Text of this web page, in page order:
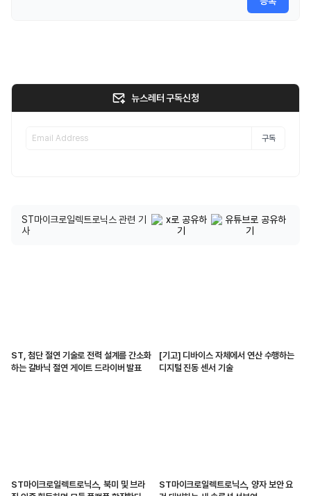
뉴스레터 구독신청
구독
ST마이크로일렉트로닉스 관련 기
사
ST, 첨단 절연 기술로 전력 설계를 간소화
하는 갈바닉 절연 게이트 드라이버 발표
[기고] 디바이스 자체에서 연산 수행하는
디지털 진동 센서 기술
ST마이크로일렉트로닉스, 북미 및 브라
ST마이크로일렉트로닉스, 양자 보안 요